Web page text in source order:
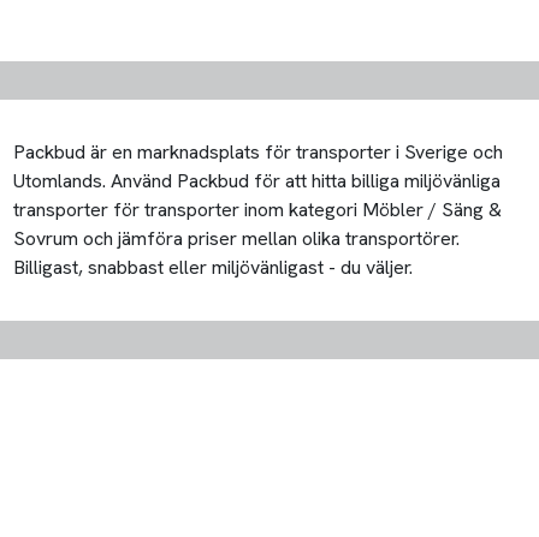
Packbud är en marknadsplats för transporter i Sverige och
Utomlands. Använd Packbud för att hitta billiga miljövänliga
transporter för transporter inom kategori Möbler / Säng &
Sovrum och jämföra priser mellan olika transportörer.
Billigast, snabbast eller miljövänligast - du väljer.